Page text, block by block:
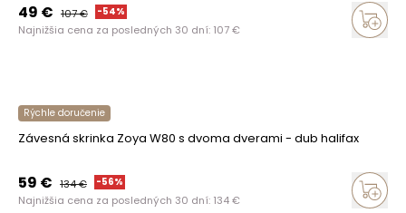
49 € 107€ -54%
Najnižšia cena za posledných 30 dní: 107€
Rýchle doručenie
Závesná skrinka Zoya W80 s dvoma dverami - dub halifax
59 € 134€ -56%
Najnižšia cena za posledných 30 dní: 134€